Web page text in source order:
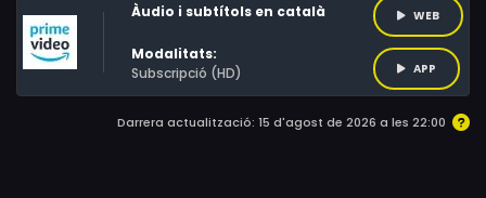
Àudio i subtítols en català
Modalitats:
Subscripció (HD)
WEB
APP
Darrera actualització: 15 d'agost de 2026 a les 22:00